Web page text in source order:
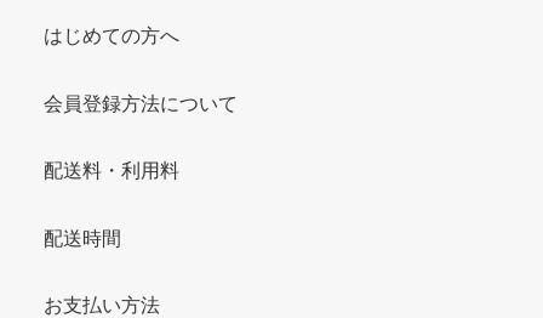
はじめての方へ
会員登録方法について
配送料・利用料
配送時間
お支払い方法